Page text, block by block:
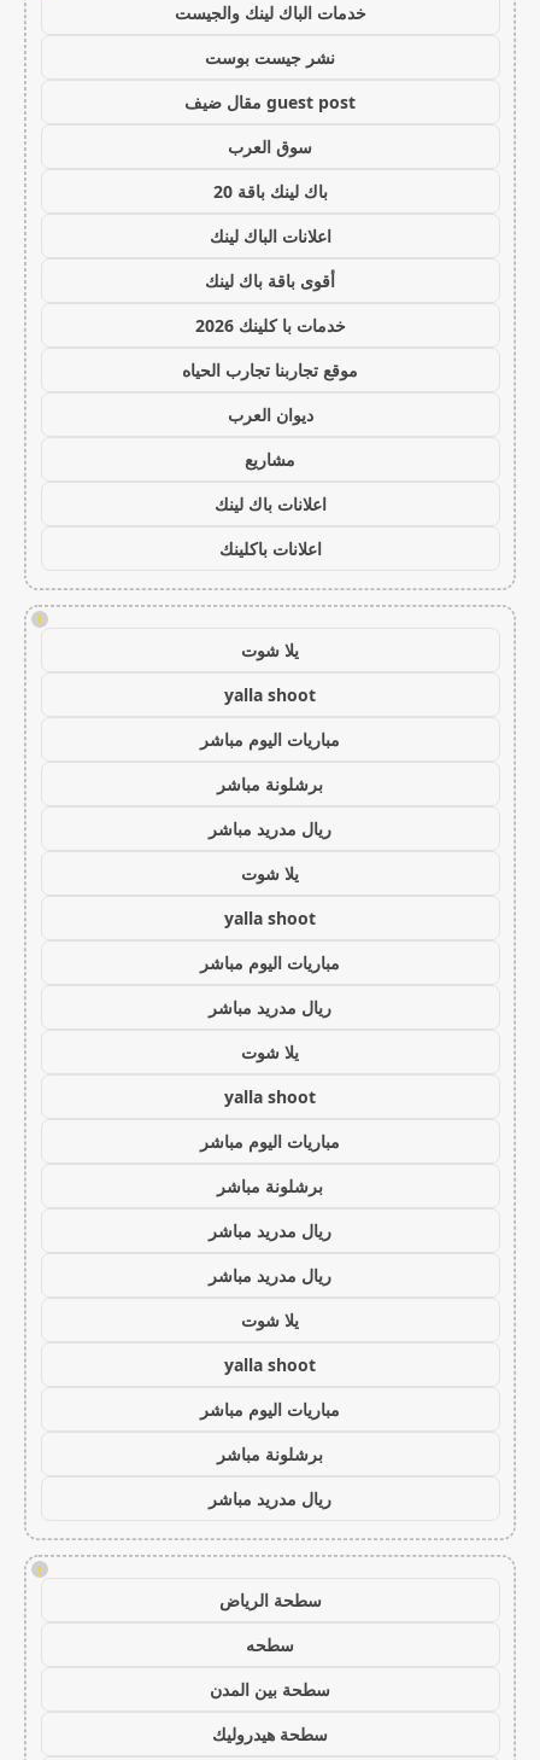
خدمات الباك لينك والجيست
نشر جيست بوست
guest post مقال ضيف
سوق العرب
باك لينك باقة 20
اعلانات الباك لينك
أقوى باقة باك لينك
خدمات با كلينك 2026
موقع تجاربنا تجارب الحياه
ديوان العرب
مشاريع
اعلانات باك لينك
اعلانات باكلينك
!
يلا شوت
yalla shoot
مباريات اليوم مباشر
برشلونة مباشر
ريال مدريد مباشر
يلا شوت
yalla shoot
مباريات اليوم مباشر
ريال مدريد مباشر
يلا شوت
yalla shoot
مباريات اليوم مباشر
برشلونة مباشر
ريال مدريد مباشر
ريال مدريد مباشر
يلا شوت
yalla shoot
مباريات اليوم مباشر
برشلونة مباشر
ريال مدريد مباشر
!
سطحة الرياض
سطحه
سطحة بين المدن
سطحة هيدروليك